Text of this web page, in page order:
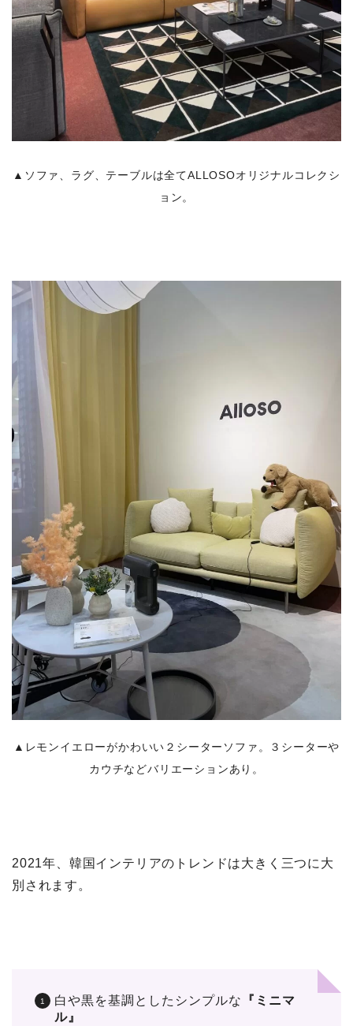
▲ソファ、ラグ、テーブルは全てALLOSOオリジナルコレクシ
ョン。
▲レモンイエローがかわいい２シーターソファ。３シーターや
カウチなどバリエーションあり。
2021年、韓国インテリアのトレンドは大きく三つに大
別されます。
白や黒を基調としたシンプルな
『ミニマ
ル』